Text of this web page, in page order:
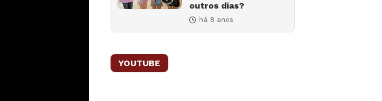
outros dias?
há 8 anos
YOUTUBE